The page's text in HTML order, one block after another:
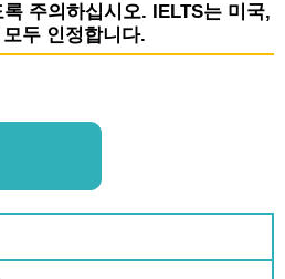
주의하십시오. IELTS는 미국,
두 인정합니다.